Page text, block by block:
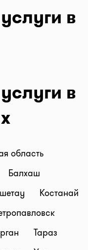
в
в
область
Балхаш
Костанай
Тараз